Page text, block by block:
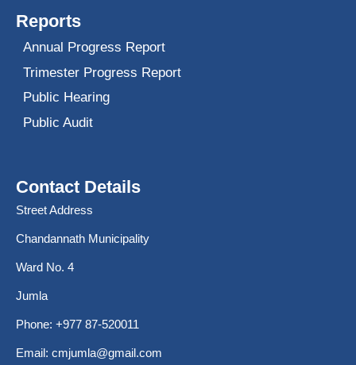
Reports
Annual Progress Report
Trimester Progress Report
Public Hearing
Public Audit
Contact Details
Street Address
Chandannath Municipality
Ward No. 4
Jumla
Phone: +977 87-520011
Email: cmjumla@gmail.com